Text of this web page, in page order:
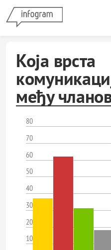
Која врста
међу
80
70
60
50
40
30
20
10